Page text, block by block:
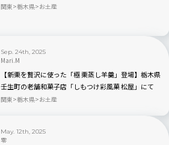
関東 栃木県 お土産
Sep. 24th, 2025
Mari.M
【新栗を贅沢に使った「極 栗蒸し羊羹」登場】栃木県
壬生町の老舗和菓子店「しもつけ彩風菓 松屋」にて
関東 栃木県 お土産
May. 12th, 2025
零